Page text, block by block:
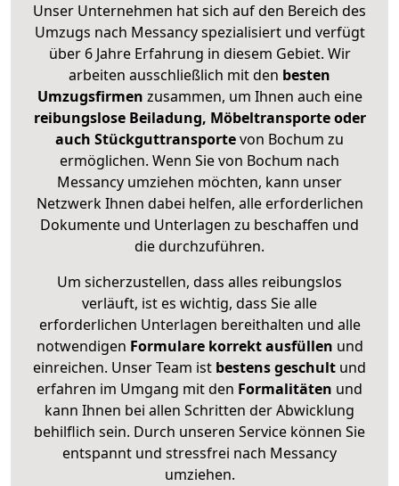
Unser Unternehmen hat sich auf den Bereich des
Umzugs nach Messancy spezialisiert und verfügt
über 6 Jahre Erfahrung in diesem Gebiet. Wir
arbeiten ausschließlich mit den besten
Umzugsfirmen zusammen, um Ihnen auch eine
reibungslose Beiladung, Möbeltransporte oder
auch Stückguttransportevon Bochum zu
ermöglichen. Wenn Sie von Bochum nach
Messancy umziehen möchten, kann unser
Netzwerk Ihnen dabei helfen, alle erforderlichen
Dokumente und Unterlagen zu beschaffen und
die durchzuführen.
Um sicherzustellen, dass alles reibungslos
verläuft, ist es wichtig, dass Sie alle
erforderlichen Unterlagen bereithalten und alle
notwendigen Formulare korrekt ausfüllen und
einreichen. Unser Team ist bestens geschult und
erfahren im Umgang mit den Formalitäten und
kann Ihnen bei allen Schritten der Abwicklung
behilflich sein. Durch unseren Service können Sie
entspannt und stressfrei nach Messancy
umziehen.